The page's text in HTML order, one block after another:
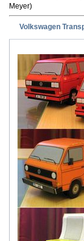
Meyer)
Volkswagen